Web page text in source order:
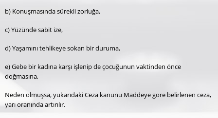
b) Konuşmasında sürekli zorluğa,
c) Yüzünde sabit ize,
d) Yaşamını tehlikeye sokan bir duruma,
e) Gebe bir kadına karşı işlenip de çocuğunun vaktinden önce
doğmasına,
Neden olmuşsa, yukarıdaki Ceza kanunu Maddeye göre belirlenen ceza,
yarı oranında artırılır.